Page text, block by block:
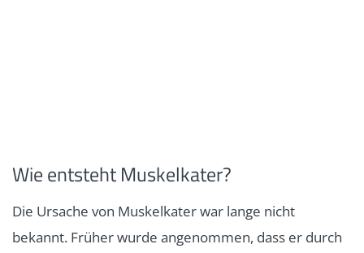
Wie entsteht Muskelkater?
Die Ursache von Muskelkater war lange nicht
bekannt. Früher wurde angenommen, dass er durch